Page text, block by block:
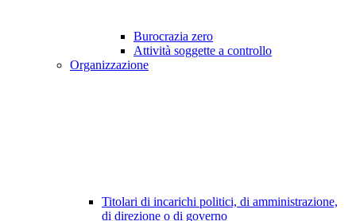
Burocrazia zero
Attività soggette a controllo
Organizzazione
Titolari di incarichi politici, di amministrazione,
di direzione o di governo